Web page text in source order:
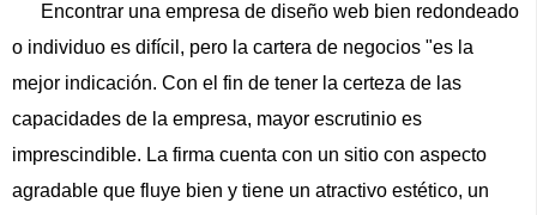
Encontrar una empresa de diseño web bien redondeado
o individuo es difícil, pero la cartera de negocios "es la
mejor indicación. Con el fin de tener la certeza de las
capacidades de la empresa, mayor escrutinio es
imprescindible. La firma cuenta con un sitio con aspecto
agradable que fluye bien y tiene un atractivo estético, un